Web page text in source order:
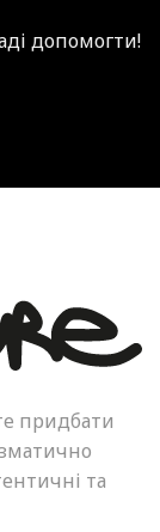
допомогти!
придбати
та